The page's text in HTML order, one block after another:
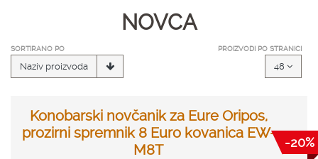
NOVCA
SORTIRANO PO
Naziv proizvoda
PROIZVODI PO STRANICI
48
Konobarski novčanik za Eure Oripos,
prozirni spremnik 8 Euro kovanica EW-
M8T
-20%